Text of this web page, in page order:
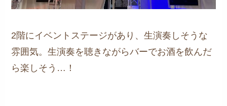
2階にイベントステージがあり、生演奏しそうな
雰囲気。生演奏を聴きながらバーでお酒を飲んだ
ら楽しそう…！